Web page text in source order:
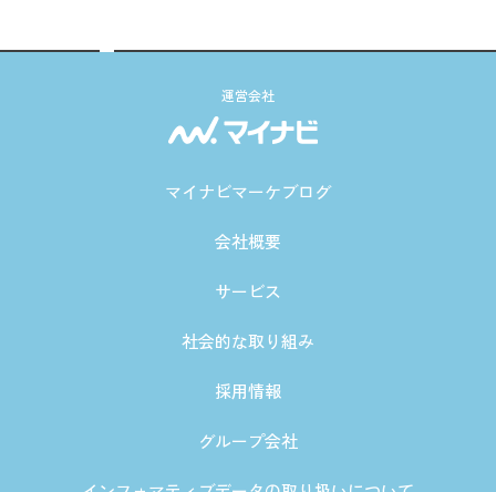
運営会社
マイナビマーケブログ
会社概要
サービス
社会的な取り組み
採用情報
グループ会社